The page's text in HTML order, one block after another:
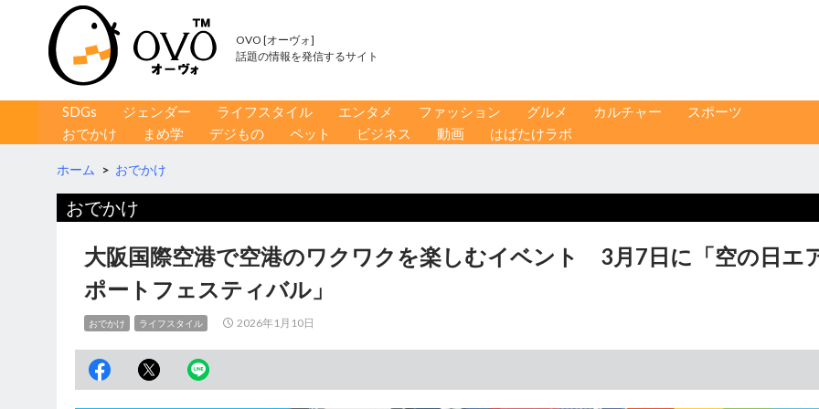
OVO [オーヴォ]
話題の情報を発信するサイト
コンテンツへ移動
SDGs ジェンダー ライフスタイル エンタメ ファッション グルメ カルチャー
スポーツ
おでかけ
まめ学 デジもの ペット ビジネス 動画 はばたけラボ
ホーム > おでかけ
おでかけ
大阪国際空港で空港のワクワクを楽しむイベント 3月7日に「空の日エ
ポートフェスティバル」
おでかけ ライフスタイル 2026年1月10日